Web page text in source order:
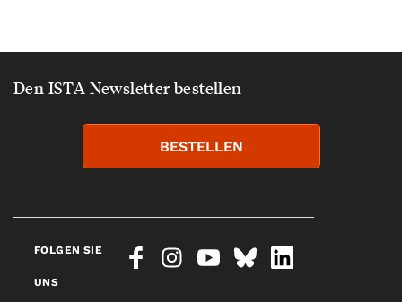
Den ISTA Newsletter bestellen
BESTELLEN
FOLGEN SIE
UNS